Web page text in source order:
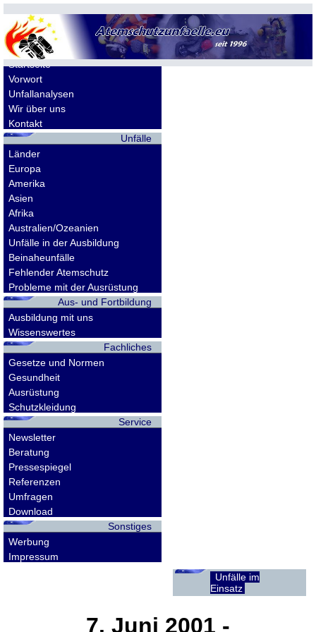
Allgemeines
Startseite
Vorwort
Unfallanalysen
Wir über uns
Kontakt
Unfälle
Länder
Europa
Amerika
Asien
Afrika
Australien/Ozeanien
Unfälle in der Ausbildung
Beinaheunfälle
Fehlender Atemschutz
Probleme mit der Ausrüstung
Aus- und Fortbildung
Ausbildung mit uns
Wissenswertes
Fachliches
Gesetze und Normen
Gesundheit
Ausrüstung
Schutzkleidung
Service
Newsletter
Beratung
Pressespiegel
Referenzen
Umfragen
Download
Sonstiges
Werbung
Impressum
Unfälle im
Einsatz
7. Juni 2001 -